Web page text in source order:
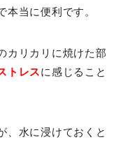
本当に便利です。
カリカリに焼けた部
トレスに感じること
、水に浸けておくと